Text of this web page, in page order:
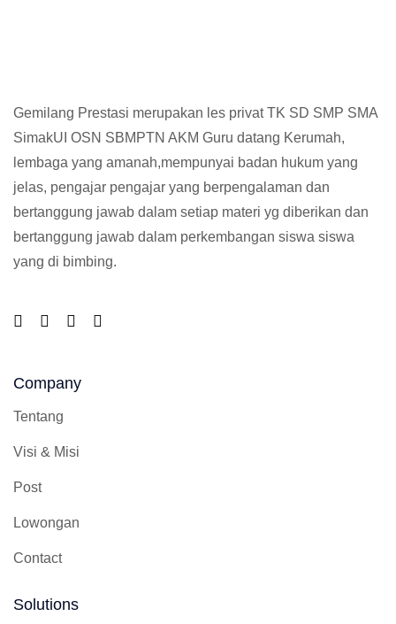
Gemilang Prestasi merupakan les privat TK SD SMP SMA
SimakUI OSN SBMPTN AKM Guru datang Kerumah,
lembaga yang amanah,mempunyai badan hukum yang
jelas, pengajar pengajar yang berpengalaman dan
bertanggung jawab dalam setiap materi yg diberikan dan
bertanggung jawab dalam perkembangan siswa siswa
yang di bimbing.
Company
Tentang
Visi & Misi
Post
Lowongan
Contact
Solutions